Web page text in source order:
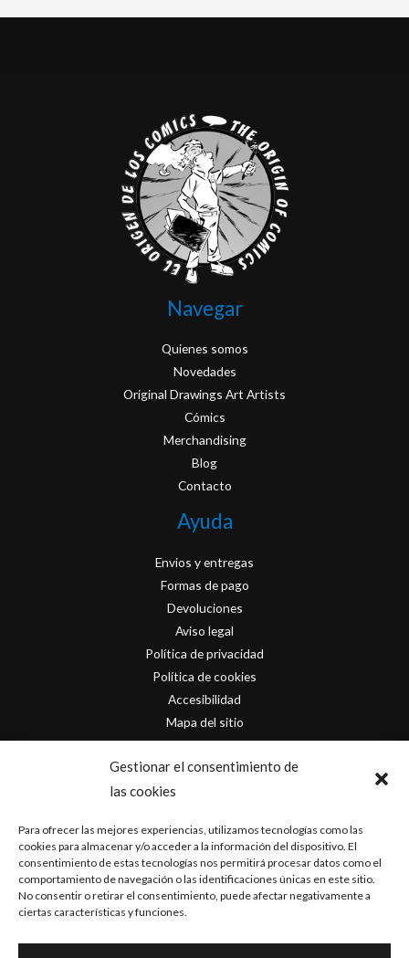
Gestionar el consentimiento de
las cookies
Para ofrecer las mejores experiencias, utilizamos tecnologías como las
cookies para almacenar y/o acceder a la información del dispositivo. El
consentimiento de estas tecnologías nos permitirá procesar datos como el
comportamiento de navegación o las identificaciones únicas en este sitio.
No consentir o retirar el consentimiento, puede afectar negativamente a
ciertas características y funciones.
Navegar
Quienes somos
Novedades
Original Drawings Art Artists
Cómics
Merchandising
Blog
Contacto
Ayuda
Envios y entregas
Formas de pago
Devoluciones
Aviso legal
Política de privacidad
Política de cookies
Accesibilidad
Mapa del sitio
Contacto
info@originofcomics.com
Facebook
Instagram